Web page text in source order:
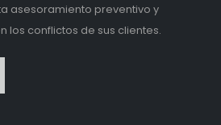
asesoramiento preventivo y
los conflictos de sus clientes.